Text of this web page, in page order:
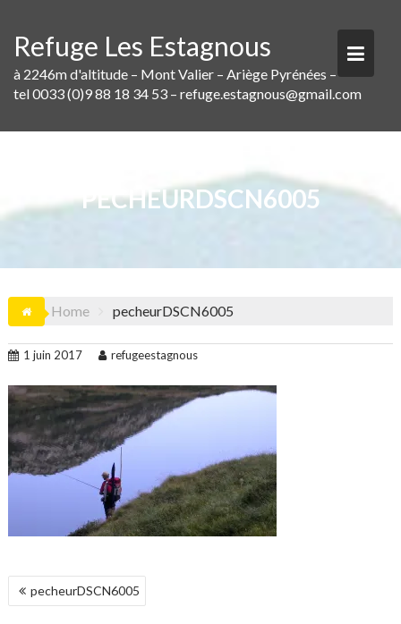
content
Refuge Les Estagnous
à 2246m d'altitude – Mont Valier – Ariège Pyrénées –
tel 0033 (0)9 88 18 34 53 – refuge.estagnous@gmail.com
PECHEURDSCN6005
Home pecheurDSCN6005
1 juin 2017 refugeestagnous
NAVIGATION
DE
pecheurDSCN6005